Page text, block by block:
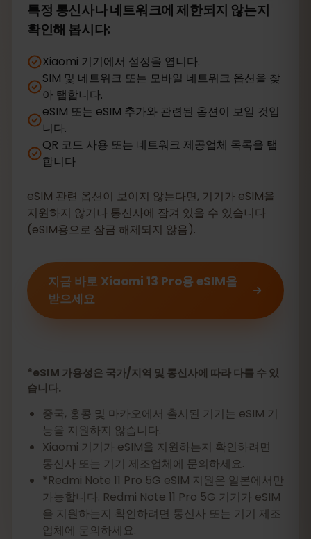
특정 통신사나 네트워크에 제한되지 않는지
확인해 봅시다:
Xiaomi 기기에서 설정을 엽니다.
SIM 및 네트워크 또는 모바일 네트워크 옵션을 찾
아 탭합니다.
eSIM 또는 eSIM 추가와 관련된 옵션이 보일 것입
니다.
QR 코드 사용 또는 네트워크 제공업체 목록을 탭
합니다
eSIM 관련 옵션이 보이지 않는다면, 기기가 eSIM을
지원하지 않거나 통신사에 잠겨 있을 수 있습니다
(eSIM용으로 잠금 해제되지 않음).
지금 바로 Xiaomi 13 Pro용 eSIM을
받으세요
*eSIM 가용성은 국가/지역 및 통신사에 따라 다를 수 있
습니다.
중국, 홍콩 및 마카오에서 출시된 기기는 eSIM 기
능을 지원하지 않습니다.
Xiaomi 기기가 eSIM을 지원하는지 확인하려면
통신사 또는 기기 제조업체에 문의하세요.
*Redmi Note 11 Pro 5G eSIM 지원은 일본에서만
가능합니다. Redmi Note 11 Pro 5G 기기가 eSIM
을 지원하는지 확인하려면 통신사 또는 기기 제조
업체에 문의하세요.